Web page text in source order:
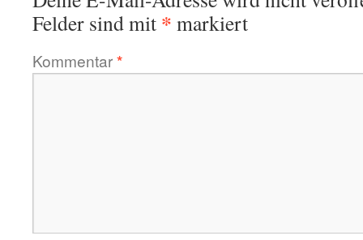
Felder sind mit * markiert
Kommentar*